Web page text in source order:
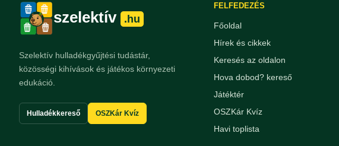
szelektív .hu
Szelektív hulladékgyűjtési tudástár,
közösségi kihívások és játékos környezeti
edukáció.
Hulladékkereső OSZKár Kvíz
FELFEDEZÉS
Főoldal
Hírek és cikkek
Keresés az oldalon
Hova dobod? kereső
Játéktér
OSZKár Kvíz
Havi toplista